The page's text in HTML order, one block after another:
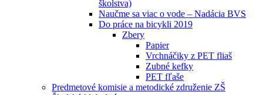
školstva)
Naučme sa viac o vode – Nadácia BVS
Do práce na bicykli 2019
Zbery
Papier
Vrchnáčiky z PET fliaš
Zubné kefky
PET fľaše
Predmetové komisie a metodické združenie ZŠ